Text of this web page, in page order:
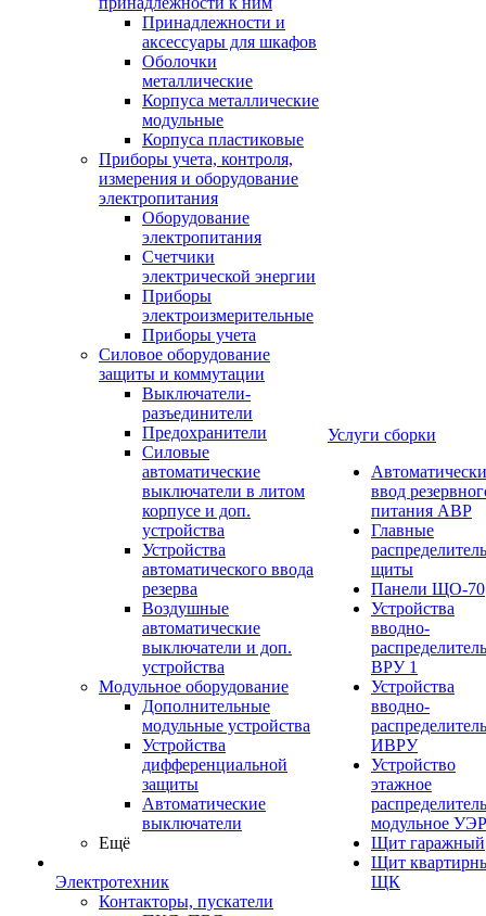
Принадлежности и
аксессуары для шкафов
Оболочки
металлические
Корпуса металлические
модульные
Корпуса пластиковые
Приборы учета, контроля,
измерения и оборудование
электропитания
Оборудование
электропитания
Счетчики
электрической энергии
Приборы
электроизмерительные
Приборы учета
Силовое оборудование
защиты и коммутации
Выключатели-
разъединители
Предохранители
Силовые
автоматические
выключатели в литом
корпусе и доп.
устройства
Устройства
автоматического ввода
резерва
Воздушные
автоматические
выключатели и доп.
устройства
Модульное оборудование
Дополнительные
модульные устройства
Устройства
дифференциальной
защиты
Автоматические
выключатели
Ещё
Электротехник
Контакторы, пускатели
Услуги сборки
ввод
питания АВР
Главные
щиты
Панели ЩО-70
Устройства
вводно-
ВРУ 1
Устройства
вводно-
ИВРУ
Устройство
этажное
модульное
Щит гаражный
Щит
ЩК